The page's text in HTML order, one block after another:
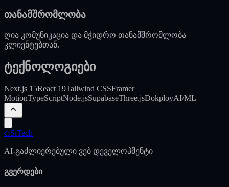
თანამშრომლობა
ღია კომუნიკაცია და მჭიდრო თანამშრომლობა
კლიენტებთან.
ტექნოლოგიები
Next.js 15React 19Tailwind CSSFramer
MotionTypeScriptNode.jsSupabaseThree.jsDokployAI/ML
◇SiTech
AI-გაძლიერებული ვებ დეველოპმენტი
გვერდები